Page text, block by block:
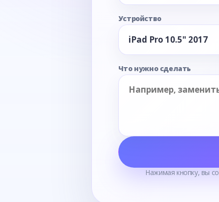
Устройство
Что нужно сделать
Нажимая кнопку, вы